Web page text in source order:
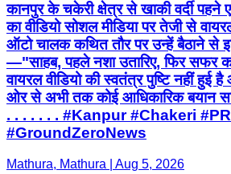
कानपुर के चकेरी क्षेत्र से खाकी वर्दी
का वीडियो सोशल मीडिया पर तेजी से
ऑटो चालक कथित तौर पर उन्हें बैठाने से
—"साहब, पहले नशा उतारिए, फिर सफर
वायरल वीडियो की स्वतंत्र पुष्टि नहीं हुई
ओर से अभी तक कोई आधिकारिक बयान
. . . . . . . #Kanpur #Chakeri
#GroundZeroNews
Mathura, Mathura | Aug 5, 2026